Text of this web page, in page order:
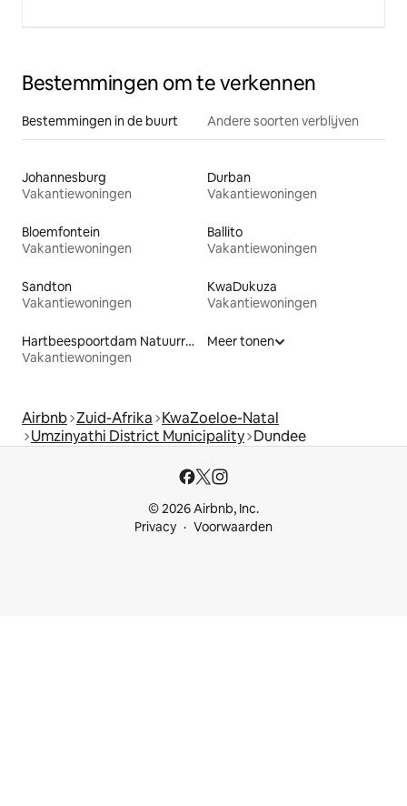
Bestemmingen om te verkennen
Bestemmingen in de buurt Andere soorten verblijven
Johannesburg
Vakantiewoningen
Durban
Vakantiewoningen
Bloemfontein
Vakantiewoningen
Ballito
Vakantiewoningen
Sandton
Vakantiewoningen
KwaDukuza
Vakantiewoningen
Hartbeespoortdam Natuurreservaat
Vakantiewoningen
Meer tonen
Airbnb Zuid-Afrika KwaZoeloe-Natal
Umzinyathi District Municipality Dundee
© 2026 Airbnb, Inc.
Privacy
Voorwaarden